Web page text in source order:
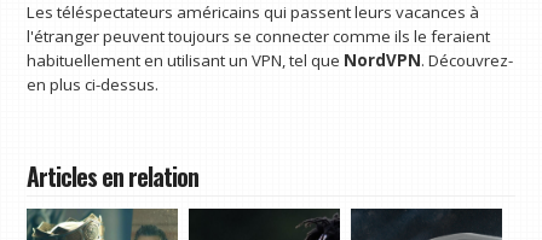
Les téléspectateurs américains qui passent leurs vacances à
l'étranger peuvent toujours se connecter comme ils le feraient
habituellement en utilisant un VPN, tel que NordVPN. Découvrez-
en plus ci-dessus.
Articles en relation